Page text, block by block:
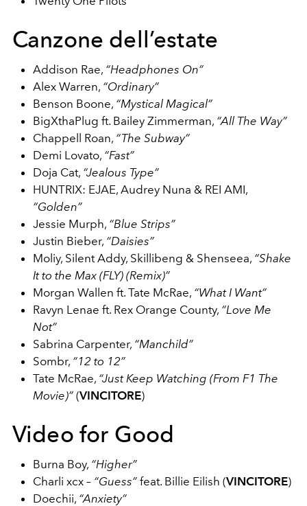
Canzone dell’estate
Addison Rae, “Headphones On”
Alex Warren, “Ordinary”
Benson Boone, “Mystical Magical”
BigXthaPlug ft. Bailey Zimmerman, “All The Way”
Chappell Roan, “The Subway”
Demi Lovato, “Fast”
Doja Cat, “Jealous Type”
HUNTRIX: EJAE, Audrey Nuna & REI AMI,
“Golden”
Jessie Murph, “Blue Strips”
Justin Bieber, “Daisies”
Moliy, Silent Addy, Skillibeng & Shenseea, “Shake
It to the Max (FLY) (Remix)”
Morgan Wallen ft. Tate McRae, “What I Want”
Ravyn Lenae ft. Rex Orange County, “Love Me
Not”
Sabrina Carpenter, “Manchild”
Sombr, “12 to 12”
Tate McRae, “Just Keep Watching (From F1 The
Movie)” (VINCITORE)
Video for Good
Burna Boy, “Higher”
Charli xcx – “Guess” feat. Billie Eilish (VINCITORE)
Doechii, “Anxiety”